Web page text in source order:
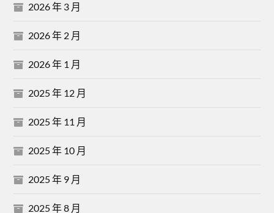
2026 年 3 月
2026 年 2 月
2026 年 1 月
2025 年 12 月
2025 年 11 月
2025 年 10 月
2025 年 9 月
2025 年 8 月